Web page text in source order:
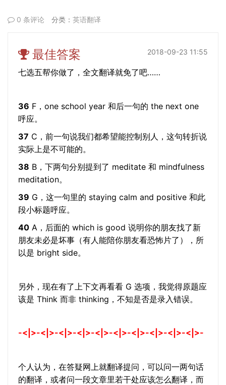
0 条评论 分类： 英语翻译
最佳答案 2018-09-23 11:55
七选五帮你做了，全文翻译就免了吧……
36 F，one school year 和后一句的 the next one
呼应。
37 C，前一句说我们都希望能控制别人，这句转折说
实际上是不可能的。
38 B，下两句分别提到了 meditate 和 mindfulness
meditation。
39 G，这一句里的 staying calm and positive 和此
段小标题呼应。
40 A，后面的 which is good 说明你的朋友找了新
朋友未必是坏事（有人能陪你朋友看恐怖片了），所
以是 bright side。
另外，现在有了上下文再看看 G 选项，我觉得原题应
该是 Think 而非 thinking，不知是否是录入错误。
-<|>-<|>-<|>-<|>-<|>-<|>-<|>-<|>-<|>-<|>-
个人认为，在答疑网上就翻译提问，可以问一两句话
的翻译，或者问一段文章里若干处应该怎么翻译，而